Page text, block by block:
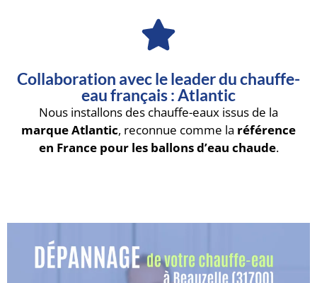
Collaboration avec le leader du chauffe-
eau français : Atlantic
Nous installons des chauffe-eaux issus de la
marque Atlantic, reconnue comme la référence
en France pour les ballons d’eau chaude.